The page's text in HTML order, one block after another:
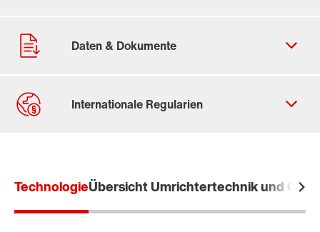
Standorte/Kontakt Österreich
TechnologieÜbersicht Umrichtertechnik und